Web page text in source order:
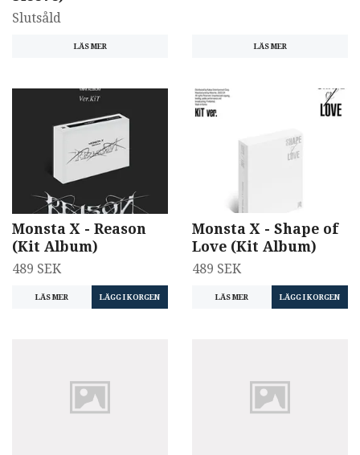
Slutsåld
LÄS MER LÄS MER
Monsta X - Reason
(Kit Album)
489 SEK
LÄS MER
Monsta X - Shape of
Love (Kit Album)
489 SEK
LÄS MER